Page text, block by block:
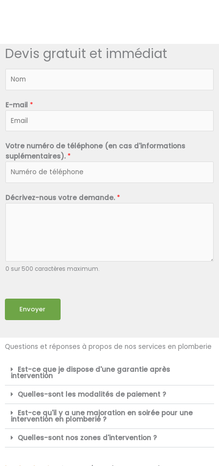
Devis gratuit et immédiat
*
E-mail *
Votre numéro de téléphone (en cas d'informations
suplémentaires). *
Décrivez-nous votre demande. *
0 sur 500 caractères maximum.
Envoyer
Questions et réponses à propos de nos services en plomberie
Est-ce que je dispose d'une garantie après
intervention
Quelles-sont les modalités de paiement ?
Est-ce qu'il y a une majoration en soirée pour une
intervention en plomberie ?
Quelles-sont nos zones d'intervention ?